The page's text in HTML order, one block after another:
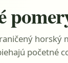
horský
početné